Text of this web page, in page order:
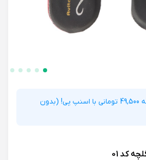
4 قسط ماهانه 49,500 تومانی با اسنپ پی! (بدون
01